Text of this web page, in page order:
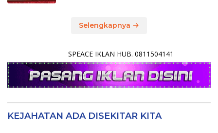
Selengkapnya
SPEACE IKLAN HUB. 0811504141
KEJAHATAN ADA DISEKITAR KITA